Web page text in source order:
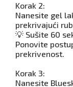
Korak 2:
Nanesite gel
prekrivajući
💡 Sušite 60
Ponovite
prekrivenost.
Korak 3:
Nanesite